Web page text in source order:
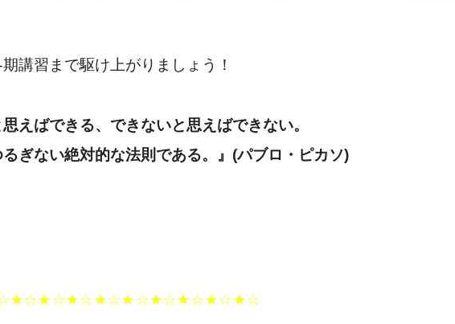
講習まで駆け上がりましょう！
思えばできる、できないと思えばできない。
ぎない絶対的な法則である。』(パブロ・ピカソ)